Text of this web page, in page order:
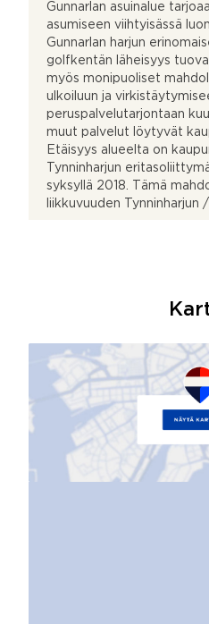
Gunnarlan asuinalue
asumiseen viihtyisässä
Gunnarlan harjun
golfkentän läheisyys
myös monipuoliset
ulkoiluun ja
peruspalvelutarjontaan
muut palvelut löytyvät
Etäisyys alueelta on
Tynninharjun
syksyllä 2018. Tämä
liikkuvuuden Tynninharjun